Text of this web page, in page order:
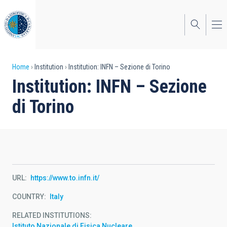
to
main
content
Breadcrumb
Home Institution Institution: INFN – Sezione di Torino
Institution: INFN – Sezione
di Torino
URL https://www.to.infn.it/
COUNTRY Italy
RELATED INSTITUTIONS